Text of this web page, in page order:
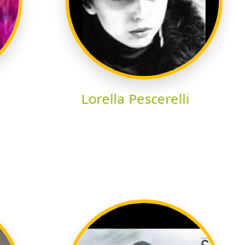
Lorella Pescerelli